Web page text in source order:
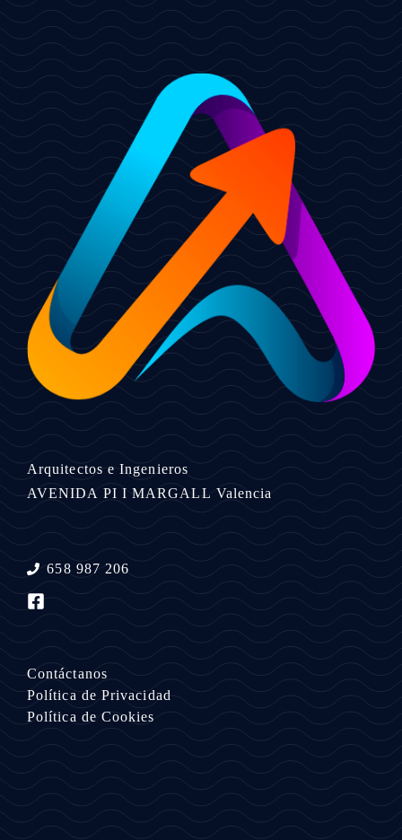
Arquitectos e Ingenieros
AVENIDA PI I MARGALL Valencia
658 987 206
Contáctanos
Política de Privacidad
Política de Cookies